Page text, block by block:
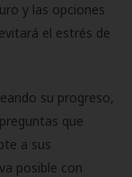
y las opciones
el estrés de
su progreso,
que
a sus
posible con